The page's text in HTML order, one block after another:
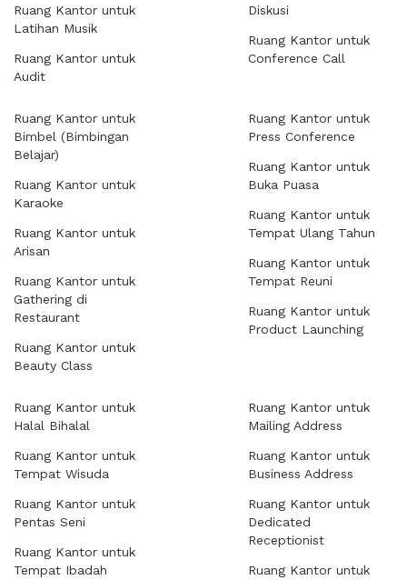
Ruang Kantor untuk
Latihan Musik
Ruang Kantor untuk
Audit
Diskusi
Ruang Kantor untuk
Conference Call
Ruang Kantor untuk
Bimbel (Bimbingan
Belajar)
Ruang Kantor untuk
Karaoke
Ruang Kantor untuk
Arisan
Ruang Kantor untuk
Gathering di
Restaurant
Ruang Kantor untuk
Beauty Class
Ruang Kantor untuk
Press Conference
Ruang Kantor untuk
Buka Puasa
Ruang Kantor untuk
Tempat Ulang Tahun
Ruang Kantor untuk
Tempat Reuni
Ruang Kantor untuk
Product Launching
Ruang Kantor untuk
Halal Bihalal
Ruang Kantor untuk
Tempat Wisuda
Ruang Kantor untuk
Pentas Seni
Ruang Kantor untuk
Tempat Ibadah
Ruang Kantor untuk
Mailing Address
Ruang Kantor untuk
Business Address
Ruang Kantor untuk
Dedicated
Receptionist
Ruang Kantor untuk